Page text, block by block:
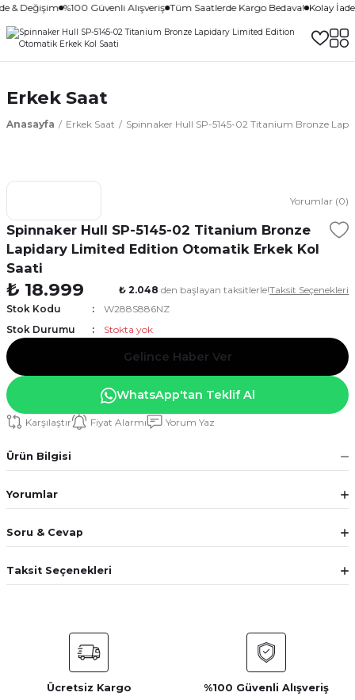
& Değişim %100 Güvenli Alışveriş Tüm Saatlerde Kargo Bedava! Kolay
Erkek Saat
Anasayfa Erkek Saat Spinnaker Hull SP-5145-02 Titanium Bronze
Yorumlar (0)
Spinnaker Hull SP-5145-02 Titanium Bronze
Lapidary Limited Edition Otomatik Erkek Kol
Saati
₺ 18.999 ₺ 2.048 den başlayan taksitlerle!Taksit Seçenekleri
Stok Kodu
W288S886NZ
Stok Durumu
Stokta yok
Gelince Haber Ver
WhatsApp'tan Teklif Al
Karşılaştır Fiyat Alarmı Yorum Yaz
Ürün Bilgisi
Yorumlar
Soru & Cevap
Taksit Seçenekleri
Ücretsiz Kargo
%100 Güvenli Alışveriş